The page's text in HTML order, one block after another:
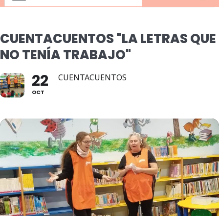
CUENTACUENTOS "LA LETRAS QUE
NO TENÍA TRABAJO"
22
OCT
CUENTACUENTOS